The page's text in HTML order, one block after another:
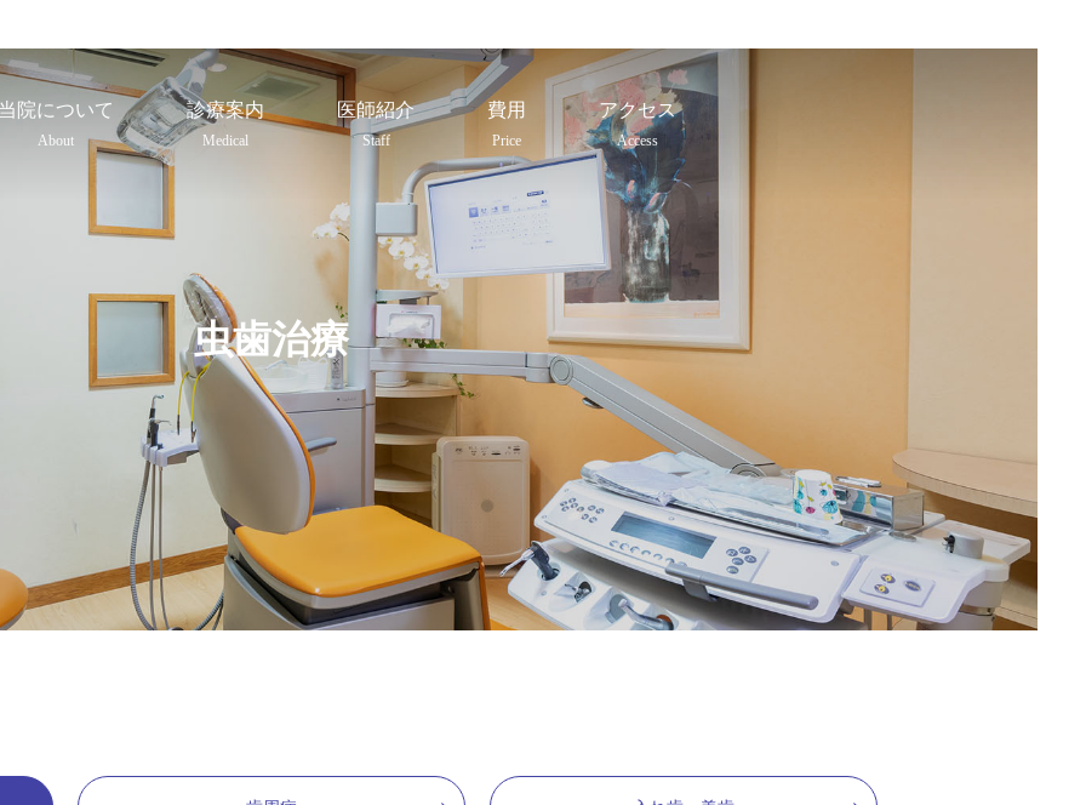
院について
About
診療案内
Medical
医師紹介
Staff
費用
Price
アクセス
Access
虫歯治療